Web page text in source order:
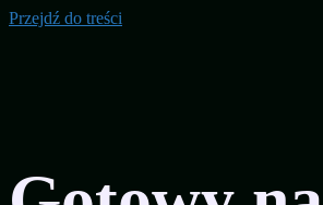
Przejdź do treści